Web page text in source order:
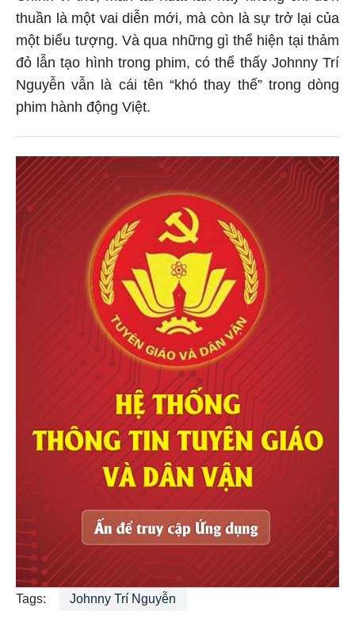
thuần là một vai diễn mới, mà còn là sự trở lại của
một biểu tượng. Và qua những gì thể hiện tại thảm
đỏ lẫn tạo hình trong phim, có thể thấy Johnny Trí
Nguyễn vẫn là cái tên “khó thay thế” trong dòng
phim hành động Việt.
Tags: Johnny Trí Nguyễn